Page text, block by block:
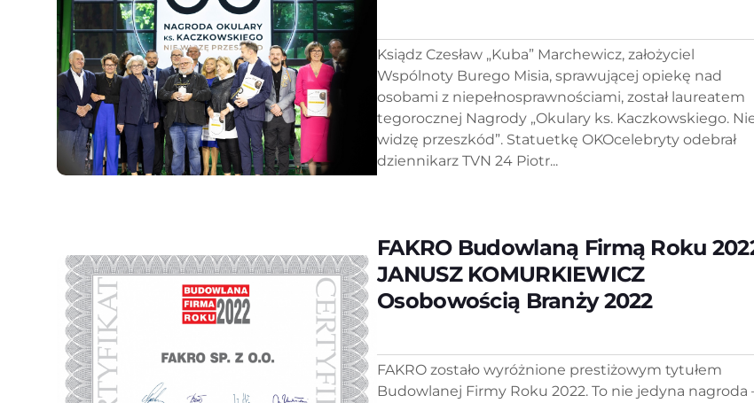
Ksiądz Czesław „Kuba” Marchewicz, założyciel
Wspólnoty Burego Misia, sprawującej opiekę nad
osobami z niepełnosprawnościami, został laureatem
tegorocznej Nagrody „Okulary ks. Kaczkowskiego.
widzę przeszkód”. Statuetkę OKOcelebryty odebrał
dziennikarz TVN 24 Piotr...
FAKRO Budowlaną Firmą Roku
JANUSZ KOMURKIEWICZ
Osobowością Branży 2022
FAKRO zostało wyróżnione prestiżowym tytułem
Budowlanej Firmy Roku 2022. To nie jedyna nagroda